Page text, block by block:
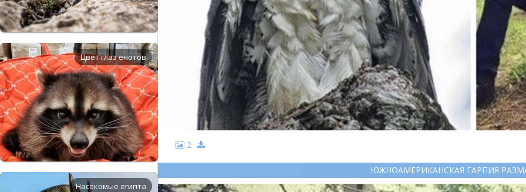
Цвет глаз енотов
Насекомые египта
2
ЮЖНОАМЕРИКАНСКАЯ ГАРПИЯ